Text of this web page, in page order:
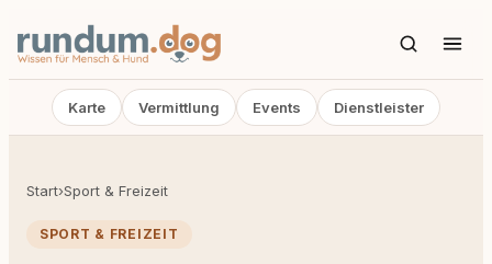
Karte Vermittlung Events Dienstleister
Start›Sport & Freizeit
SPORT & FREIZEIT